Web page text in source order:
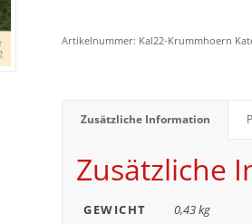
Artikelnummer: Kal22-Krummhoern
Zusätzliche Information
Zusätzliche
GEWICHT
0,43 kg